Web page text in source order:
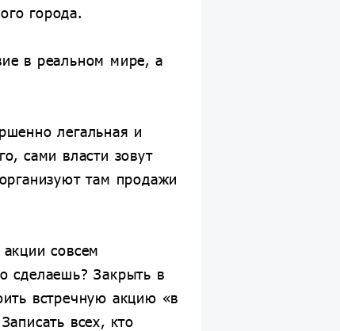
города.
в реальном мире, а
легальная и
сами власти зовут
там продажи
акции совсем
сделаешь? Закрыть в
встречную акцию «в
всех, кто